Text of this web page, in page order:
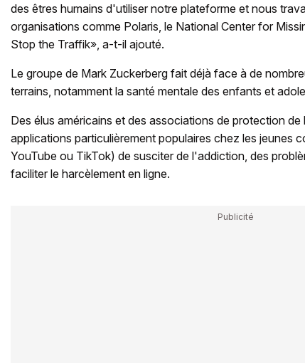
des êtres humains d'utiliser notre plateforme et nous
organisations comme Polaris, le National Center for
Stop the Traffik», a-t-il ajouté.
Le groupe de Mark Zuckerberg fait déjà face à de
terrains, notamment la santé mentale des enfants et
Des élus américains et des associations de protection
applications particulièrement populaires chez les jeunes
YouTube ou TikTok) de susciter de l'addiction, des
faciliter le harcèlement en ligne.